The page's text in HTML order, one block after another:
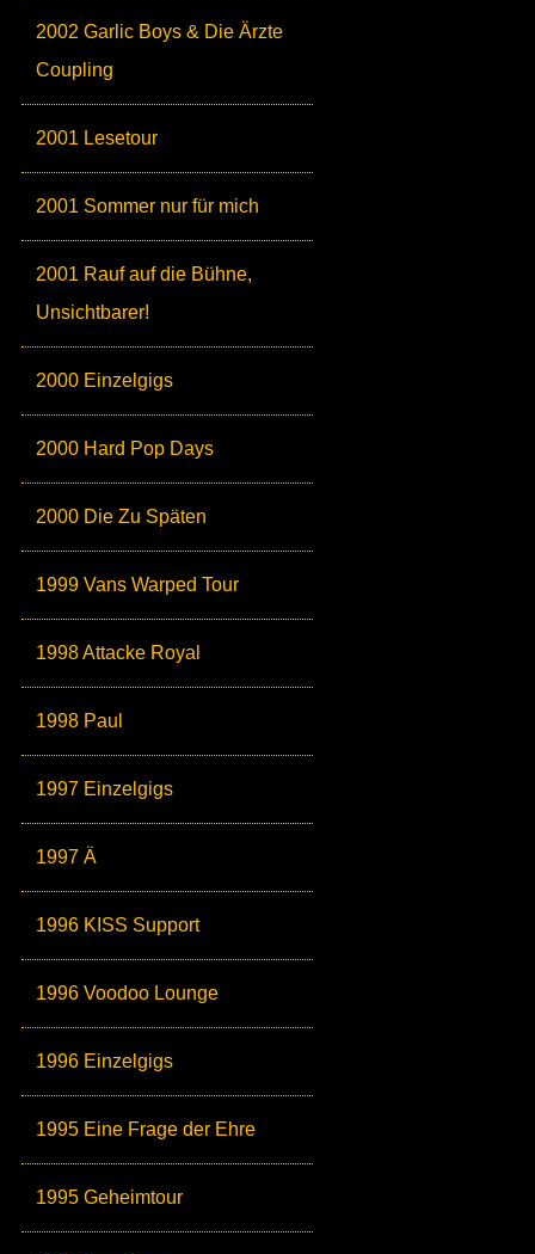
2002 Garlic Boys & Die Ärzte
Coupling
2001 Lesetour
2001 Sommer nur für mich
2001 Rauf auf die Bühne,
Unsichtbarer!
2000 Einzelgigs
2000 Hard Pop Days
2000 Die Zu Späten
1999 Vans Warped Tour
1998 Attacke Royal
1998 Paul
1997 Einzelgigs
1997 Ä
1996 KISS Support
1996 Voodoo Lounge
1996 Einzelgigs
1995 Eine Frage der Ehre
1995 Geheimtour